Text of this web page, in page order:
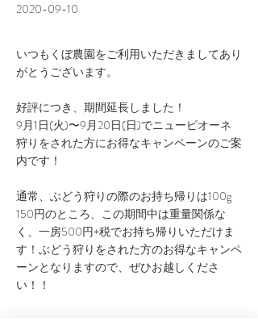
2020-09-10
いつもくぼ農園をご利用いただきましてあり
がとうございます。
好評につき、期間延長しました！
9月1日(火)〜9月20日(日)でニューピオーネ
狩りをされた方にお得なキャンペーンのご案
内です！
通常、ぶどう狩りの際のお持ち帰りは100g
150円のところ、この期間中は重量関係な
く、一房500円+税でお持ち帰りいただけま
す！ぶどう狩りをされた方のお得なキャンペ
ーンとなりますので、ぜひお越しくださ
い！！